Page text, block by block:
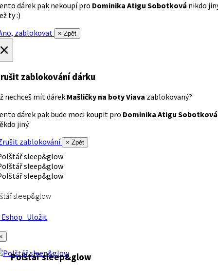
dárek pak nekoupí pro Dominika Atigu Sobotková nikdo
ty :)
zablokovat
× Zpět
zablokování dárku
nechceš mít dárek Mašličky na boty Viava zablokovaný?
dárek pak bude moci koupit pro Dominika Atigu Sobotková
jiný.
zablokování
× Zpět
sleep&glow
Uložit
Polštář sleep&glow